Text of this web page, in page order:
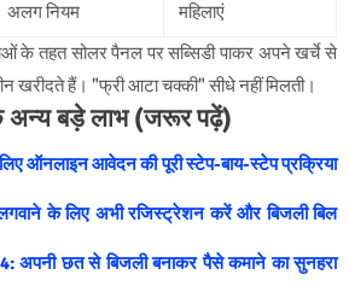
अलग नियम
महिलाएं
के तहत सोलर पैनल पर सब्सिडी पाकर अपने खर्चे से
खरीदते हैं। "फ्री आटा चक्की" सीधे नहीं मिलती।
अन्य बड़े लाभ (जरूर पढ़ें)
ऑनलाइन आवेदन की पूरी स्टेप-बाय-स्टेप प्रक्रिया
के लिए अभी रजिस्ट्रेशन करें और बिजली बिल
अपनी छत से बिजली बनाकर पैसे कमाने का सुनहरा